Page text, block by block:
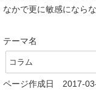
なかで更に敏感になら
テーマ名
コラム
ページ作成日 2017-